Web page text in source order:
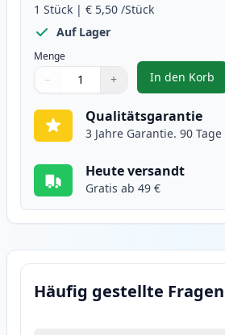
1 Stück | € 5,50 /Stück
Auf Lager
Menge
Verwenden Sie die Tasten, um
− +
1
In den Korb
,
Qualitätsgarantie
3 Jahre Garantie. 90
Heute versandt
Gratis ab 49 €
Häufig gestellte Fragen